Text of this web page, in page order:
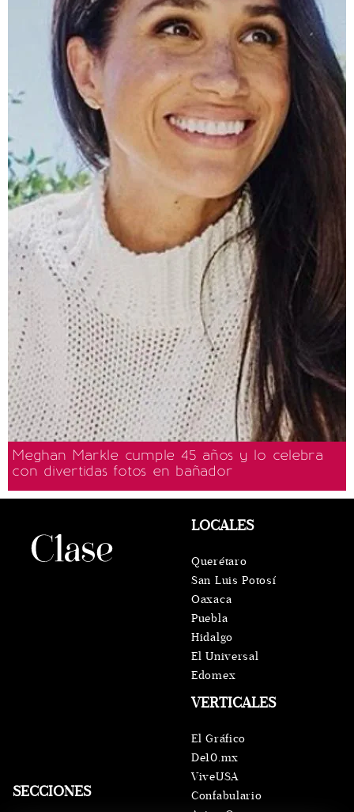
Meghan Markle cumple 45 años y lo celebra
con divertidas fotos en bañador
SECCIONES
VERTICALES
El Gráfico
De10.mx
ViveUSA
Confabulario
LOCALES
Querétaro
San Luis Potosí
Oaxaca
Puebla
Hidalgo
El Universal
Edomex